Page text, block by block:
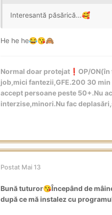
Interesantă păsărică...🥰
He he he😂😘🙈
Normal doar protejat ❗ ️OP/
job,mici fantezii,GFE.200 30 min
accept persoane peste 50+.Nu
interzise,minori.Nu fac
Postat Mai 13
Bună tuturor😘Începând de
după ce mă instalez cu